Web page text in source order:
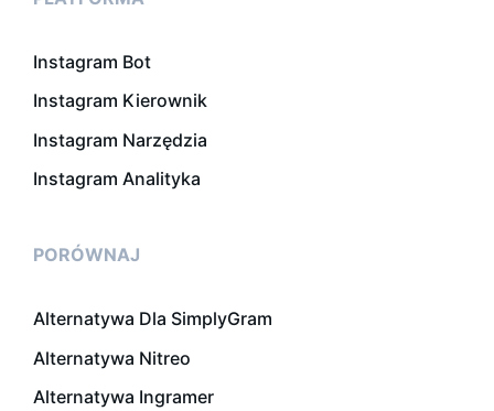
Instagram Bot
Instagram Kierownik
Instagram Narzędzia
Instagram Analityka
PORÓWNAJ
Alternatywa Dla SimplyGram
Alternatywa Nitreo
Alternatywa Ingramer